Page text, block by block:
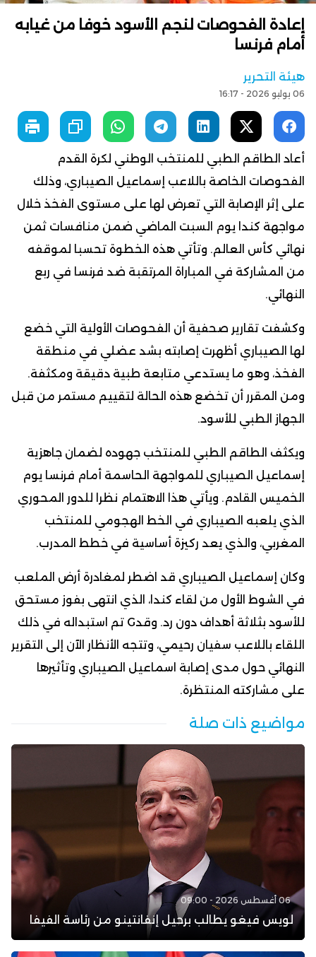
إعادة الفحوصات لنجم الأسود خوفا من غيابه
أمام فرنسا
هيئة التحرير
06 يوليو 2026 - 16:17
أعاد الطاقم الطبي للمنتخب الوطني لكرة القدم
الفحوصات الخاصة باللاعب إسماعيل الصيباري، وذلك
على إثر الإصابة التي تعرض لها على مستوى الفخذ خلال
مواجهة كندا يوم السبت الماضي ضمن منافسات ثمن
نهائي كأس العالم. وتأتي هذه الخطوة تحسبا لموقفه
من المشاركة في المباراة المرتقبة ضد فرنسا في ربع
النهائي.
وكشفت تقارير صحفية أن الفحوصات الأولية التي خضع
لها الصيباري أظهرت إصابته بشد عضلي في منطقة
الفخذ، وهو ما يستدعي متابعة طبية دقيقة ومكثفة.
ومن المقرر أن تخضع هذه الحالة لتقييم مستمر من قبل
الجهاز الطبي للأسود.
ويكثف الطاقم الطبي للمنتخب جهوده لضمان جاهزية
إسماعيل الصيباري للمواجهة الحاسمة أمام فرنسا يوم
الخميس القادم. ويأتي هذا الاهتمام نظرا للدور المحوري
الذي يلعبه الصيباري في الخط الهجومي للمنتخب
المغربي، والذي يعد ركيزة أساسية في خطط المدرب.
وكان إسماعيل الصيباري قد اضطر لمغادرة أرض الملعب
في الشوط الأول من لقاء كندا، الذي انتهى بفوز مستحق
للأسود بثلاثة أهداف دون رد. وقدG تم استبداله في ذلك
اللقاء باللاعب سفيان رحيمي، وتتجه الأنظار الآن إلى التقرير
النهائي حول مدى إصابة اسماعيل الصيباري وتأثيرها
على مشاركته المنتظرة.
مواضيع ذات صلة
06 أغسطس 2026 - 09:00
لويس فيغو يطالب برحيل إنفانتينو من رئاسة الفيفا